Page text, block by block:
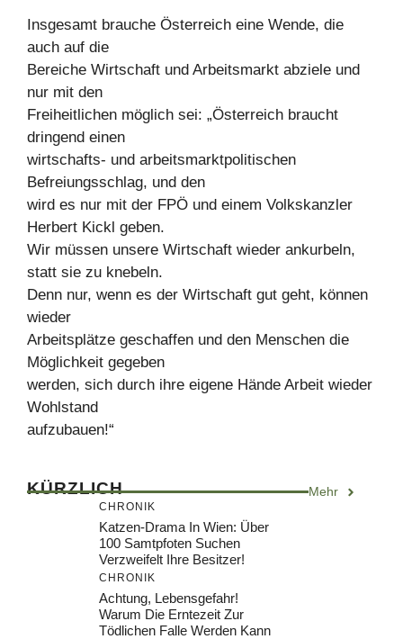
Insgesamt brauche Österreich eine Wende, die
auch auf die
Bereiche Wirtschaft und Arbeitsmarkt abziele und
nur mit den
Freiheitlichen möglich sei: „Österreich braucht
dringend einen
wirtschafts- und arbeitsmarktpolitischen
Befreiungsschlag, und den
wird es nur mit der FPÖ und einem Volkskanzler
Herbert Kickl geben.
Wir müssen unsere Wirtschaft wieder ankurbeln,
statt sie zu knebeln.
Denn nur, wenn es der Wirtschaft gut geht, können
wieder
Arbeitsplätze geschaffen und den Menschen die
Möglichkeit gegeben
werden, sich durch ihre eigene Hände Arbeit wieder
Wohlstand
aufzubauen!“
KÜRZLICH Mehr
CHRONIK
Katzen-Drama In Wien: Über
100 Samtpfoten Suchen
Verzweifelt Ihre Besitzer!
CHRONIK
Achtung, Lebensgefahr!
Warum Die Erntezeit Zur
Tödlichen Falle Werden Kann